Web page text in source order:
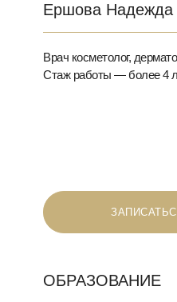
Ершова Надежда
Врач косметолог,
Стаж работы — более 4
ОБРАЗОВАНИЕ